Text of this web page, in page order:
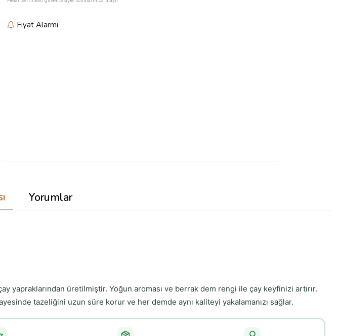
Fiyat Alarmı
Yorumlar
üretilmiştir. Yoğun aroması ve berrak dem rengi ile çay keyfinizi artırır.
tazeliğini uzun süre korur ve her demde aynı kaliteyi yakalamanızı sağlar.